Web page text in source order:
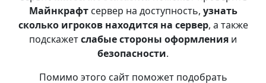
Майнкрафтсервер на доступность, узнать
сколько игроков находится на сервер, а также
подскажетслабые стороны оформления и
безопасности.
Помимо этого сайт поможет подобрать